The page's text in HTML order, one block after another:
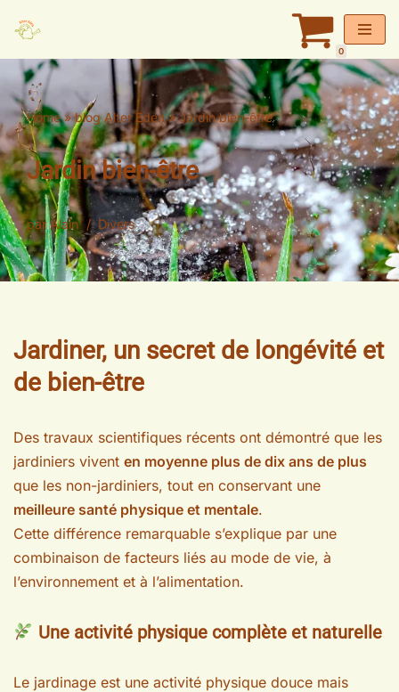
au
contenu
0
Home»blog Alter Eden»Jardin bien-être
Jardin bien-être
parAlain Divers
Jardiner, un secret de longévité et
de bien-être
Des travaux scientifiques récents ont démontré que les
jardiniers vivent en moyenne plus de dix ans de plus
que les non-jardiniers, tout en conservant une
meilleure santé physique et mentale.
Cette différence remarquable s’explique par une
combinaison de facteurs liés au mode de vie, à
l’environnement et à l’alimentation.
Une activité physique complète et naturelle
Le jardinage est une activité physique douce mais